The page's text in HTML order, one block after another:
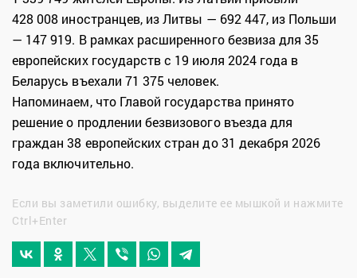
428 008 иностранцев, из Литвы — 692 447, из Польши
— 147 919. В рамках расширенного безвиза для 35
европейских государств с 19 июля 2024 года в
Беларусь въехали 71 375 человек.
Напоминаем, что Главой государства принято
решение о продлении безвизового въезда для
граждан 38 европейских стран до 31 декабря 2026
года включительно.
Если вы заметили ошибку, выделите ее мышкой и нажмите
Ctrl+Enter